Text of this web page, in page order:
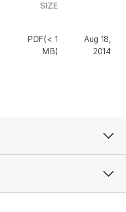
SIZE
PDF(< 1
MB)
Aug 18,
2014